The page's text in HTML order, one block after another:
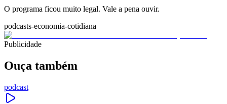
O programa ficou muito legal. Vale a pena ouvir.
podcasts-economia-cotidiana
Publicidade
Ouça também
podcast